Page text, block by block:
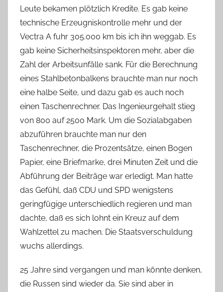
Leute bekamen plötzlich Kredite. Es gab keine
technische Erzeugniskontrolle mehr und der
Vectra A fuhr 305.000 km bis ich ihn weggab. Es
gab keine Sicherheitsinspektoren mehr, aber die
Zahl der Arbeitsunfälle sank. Für die Berechnung
eines Stahlbetonbalkens brauchte man nur noch
eine halbe Seite, und dazu gab es auch noch
einen Taschenrechner. Das Ingenieurgehalt stieg
von 800 auf 2500 Mark. Um die Sozialabgaben
abzuführen brauchte man nur den
Taschenrechner, die Prozentsätze, einen Bogen
Papier, eine Briefmarke, drei Minuten Zeit und die
Abführung der Beiträge war erledigt. Man hatte
das Gefühl, daß CDU und SPD wenigstens
geringfügige unterschiedlich regieren und man
dachte, daß es sich lohnt ein Kreuz auf dem
Wahlzettel zu machen. Die Staatsverschuldung
wuchs allerdings.
25 Jahre sind vergangen und man könnte denken,
die Russen sind wieder da. Sie sind aber in